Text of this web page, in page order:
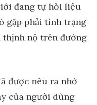
đang tự hỏi liệu
gặp phải tình trạng
thịnh nộ trên đường
được nêu ra nhờ
của người dùng